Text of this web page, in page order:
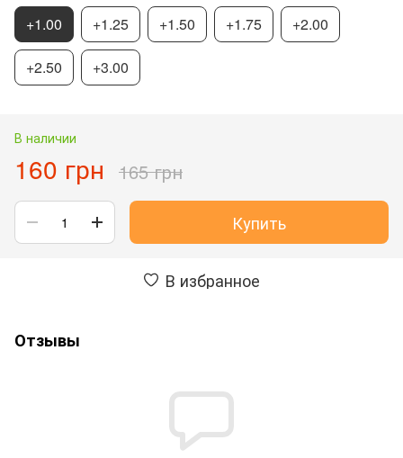
+1.00 +1.25 +1.50 +1.75 +2.00
+2.50 +3.00
В наличии
160 грн 165 грн
Купить
В избранное
Отзывы